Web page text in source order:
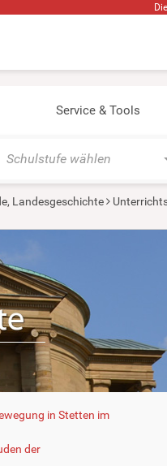
Service & Tools
Schulstufe wählen
Landesgeschichte
in Stetten im
der